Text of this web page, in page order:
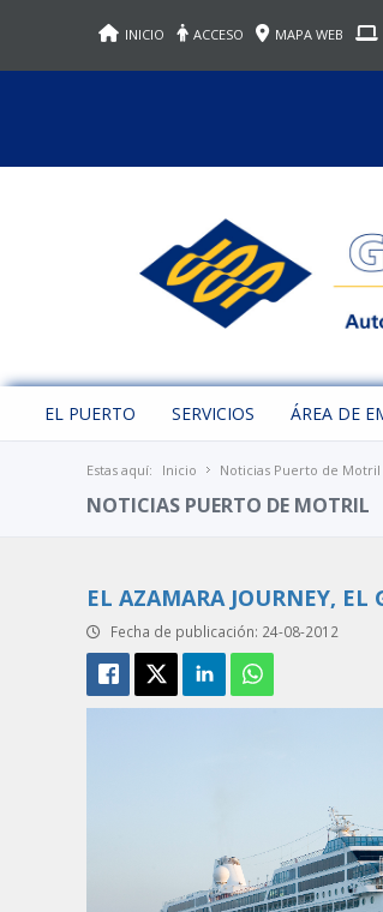
INICIO ACCESO MAPA WEB
EL PUERTO SERVICIOS ÁREA DE
Estas aquí: Inicio Noticias Puerto de Motril
NOTICIAS PUERTO DE MOTRIL
EL AZAMARA JOURNEY,
Fecha de publicación: 24-08-2012